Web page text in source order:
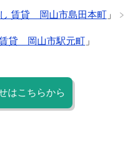
賃貸 岡山市島田本町 」
貸 岡山市駅元町 」
はこちらから